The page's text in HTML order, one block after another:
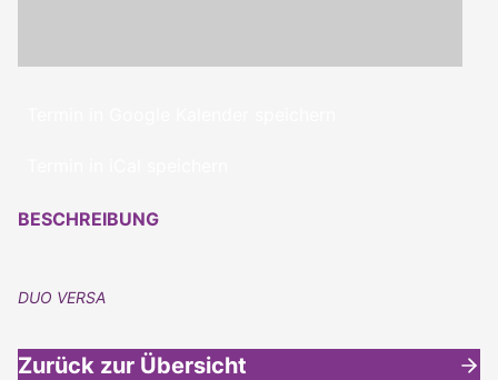
BESCHREIBUNG
DUO VERSA
Zurück zur Übersicht